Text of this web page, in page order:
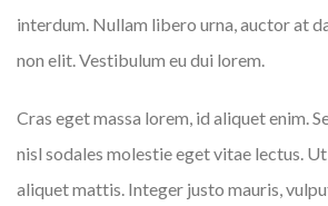
interdum. Nullam libero urna, auctor at
non elit. Vestibulum eu dui lorem.
Cras eget massa lorem, id aliquet enim.
nisl sodales molestie eget vitae lectus. Ut
aliquet mattis. Integer justo mauris,